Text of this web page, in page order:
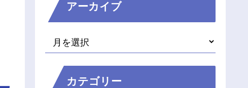
アーカイブ
カテゴリー